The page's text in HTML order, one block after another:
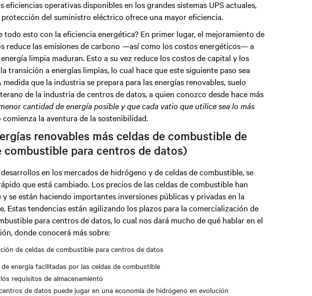
eficiencias operativas disponibles en los grandes sistemas UPS actuales,
del suministro eléctrico ofrece una mayor eficiencia.
todo esto con la eficiencia energética? En primer lugar, el mejoramiento de
reduce las emisiones de carbono —así como los costos energéticos— a
limpia maduran. Esto a su vez reduce los costos de capital y los
transición a energías limpias, lo cual hace que este siguiente paso sea
que la industria se prepara para las energías renovables, suelo
de la industria de centros de datos, a quien conozco desde hace más
cantidad de energía posible y que cada vatio que utilice sea lo más
comienza la aventura de la sostenibilidad.
renovables más celdas de combustible de
combustible para centros de datos)
en los mercados de hidrógeno y de celdas de combustible, se
que está cambiado. Los precios de las celdas de combustible han
se están haciendo importantes inversiones públicas y privadas en la
Estas tendencias están agilizando los plazos para la comercialización de
para centros de datos, lo cual nos dará mucho de qué hablar en el
donde conocerá más sobre:
de celdas de combustible para centros de datos
energía facilitadas por las celdas de combustible
requisitos de almacenamiento
de datos puede jugar en una economía de hidrógeno en evolución